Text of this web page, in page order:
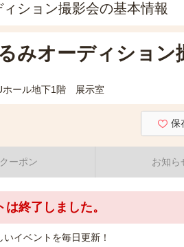
ション撮影会の基本情報
みオーディション
ホール地下1階 展示室
保
クーポン お知ら
は終了しました。
イベントを毎日更新！